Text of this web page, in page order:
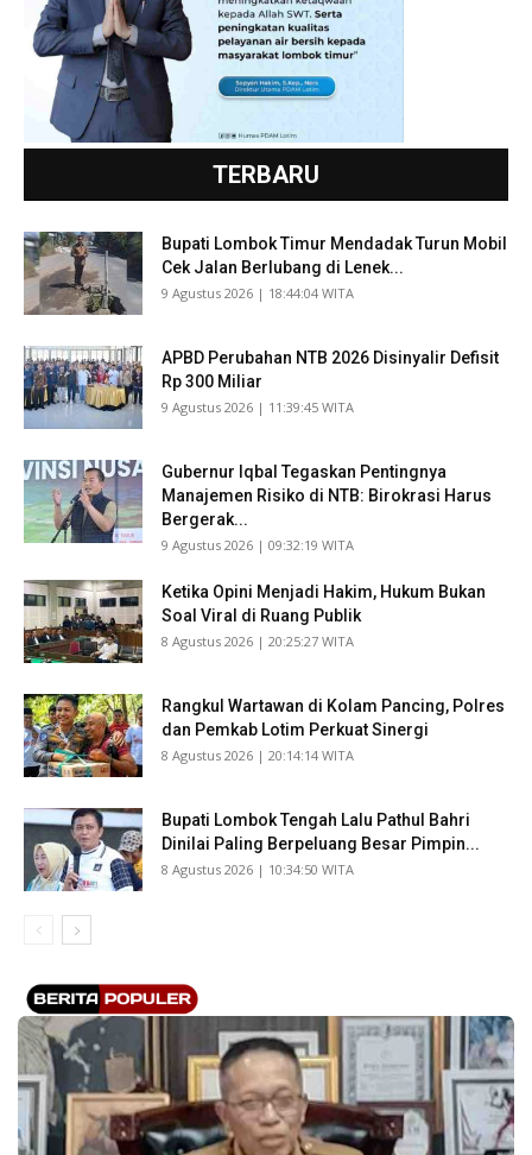
TERBARU
Bupati Lombok Timur Mendadak Turun Mobil
Cek Jalan Berlubang di Lenek...
​9 Agustus 2026 | 18:44:04 WITA
APBD Perubahan NTB 2026 Disinyalir Defisit
Rp 300 Miliar
​9 Agustus 2026 | 11:39:45 WITA
Gubernur Iqbal Tegaskan Pentingnya
Manajemen Risiko di NTB: Birokrasi Harus
Bergerak...
​9 Agustus 2026 | 09:32:19 WITA
Ketika Opini Menjadi Hakim, Hukum Bukan
Soal Viral di Ruang Publik
​8 Agustus 2026 | 20:25:27 WITA
Rangkul Wartawan di Kolam Pancing, Polres
dan Pemkab Lotim Perkuat Sinergi
​8 Agustus 2026 | 20:14:14 WITA
Bupati Lombok Tengah Lalu Pathul Bahri
Dinilai Paling Berpeluang Besar Pimpin...
​8 Agustus 2026 | 10:34:50 WITA